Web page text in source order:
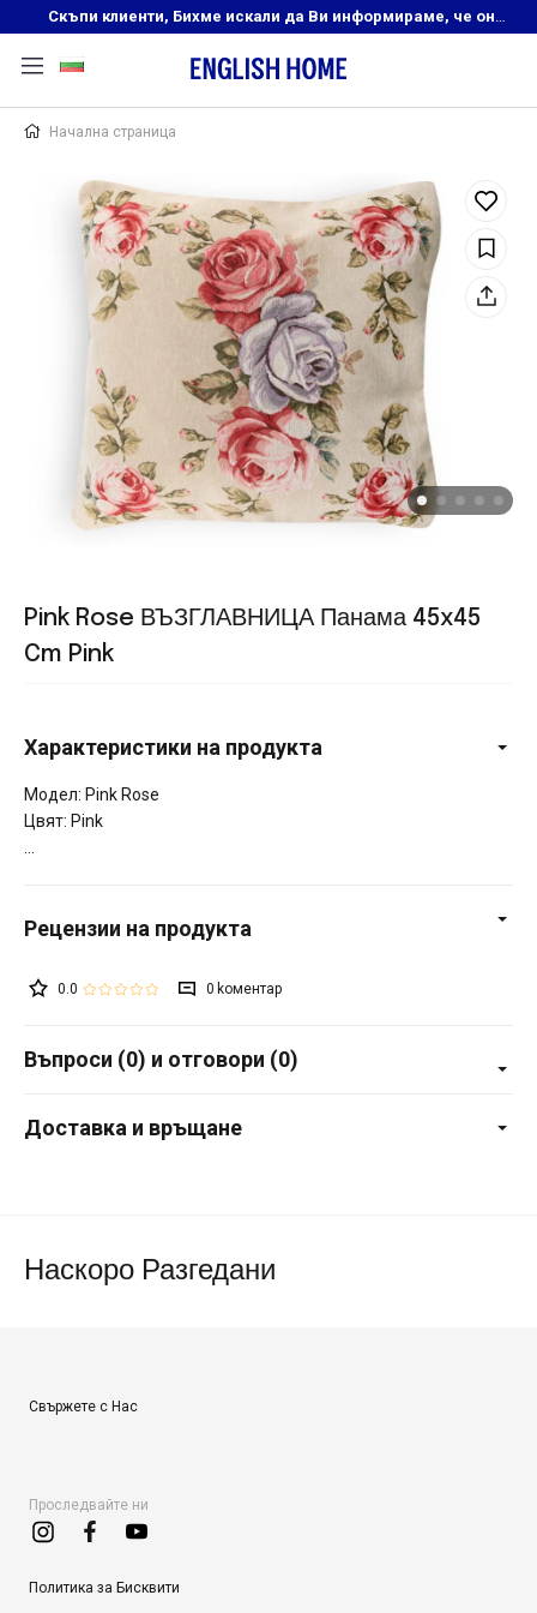
Скъпи клиенти, Бихме искали да Ви информираме, че онлайн магазинът на English Home преустановява своята дейност. Прекрасният ни и усмихнат екип ,Ви очаква в нашите физически магазини, където ще откриете любимите си продукти! Благодарим Ви, че сте част от семейството на Еnglish Home!
Начална страница
Pink Rose ВЪЗГЛАВНИЦА Панама 45x45
Cm Pink
Характеристики на продукта
Модел: Pink Rose
Цвят: Pink
0.0 0
Въпроси (0) и отговори (0)
Доставка и връщане
Наскоро Разгедани
Свържете с Нас
Проследвайте ни
Политика за Бисквити